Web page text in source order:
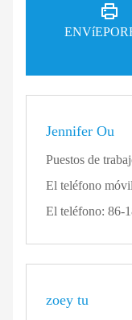
Jennifer Ou
Puestos de
El teléfono
El teléfono: 86-
zoey tu